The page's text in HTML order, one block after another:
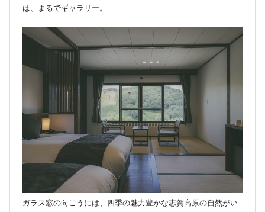
は、まるでギャラリー。
ガラス窓の向こうには、四季の魅力豊かな志賀高原の自然がい